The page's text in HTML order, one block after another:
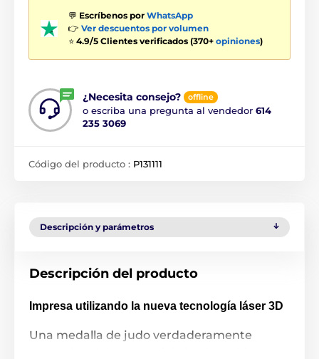
💬 Escríbenos por WhatsApp
👉 Ver descuentos por volumen
⭐ 4.9/5 Clientes verificados (370+ opiniones)
¿Necesita consejo? offline
o escriba una pregunta al vendedor 614
235 3069
Código del producto : P131111
Descripción y parámetros
Descripción del producto
Impresa utilizando la nueva tecnología láser 3D
Una medalla de judo verdaderamente